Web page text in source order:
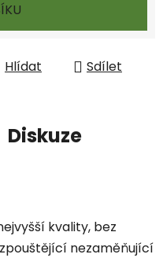
Hlídat Sdílet
Diskuze
kvality, bez
nezaměňující